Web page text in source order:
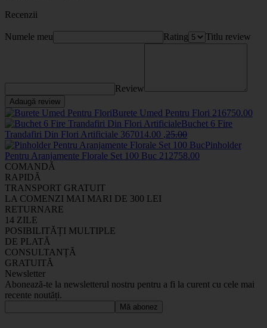
Recenzii
Numele meu Rating Titlu review
Review
Adaugă review
Burete Umed Pentru Flori 216750.00
Buchet 6 Fire
Trandafiri Din Flori Artificiale 367014.00 ,25.00
Pinholder
Pentru Aranjamente Florale Set 100 Buc 212758.00
COMANDĂ
RAPIDĂ
TRANSPORT GRATUIT
LA COMENZI MAI MARI DE 300 LEI
RETURNARE
14 ZILE
POSIBILITĂȚI MULTIPLE
DE PLATĂ
CONSULTANȚĂ
GRATUITĂ
Newsletter
Abonează-te la newsletterul nostru pentru a fi la curent cu cele mai
recente noutăți.
Mă abonez